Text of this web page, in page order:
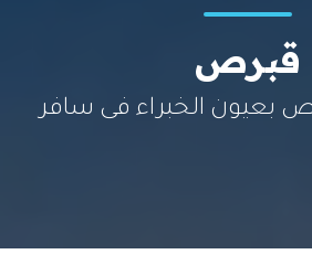
قبرص
الخبراء فى سافر